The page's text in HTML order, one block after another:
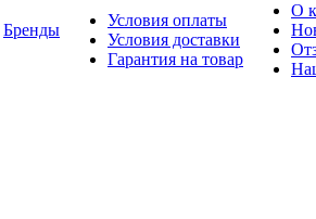
Бренды
Условия оплаты
Условия доставки
Гарантия на товар
О